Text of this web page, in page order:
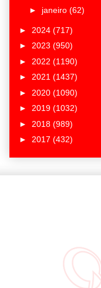
► janeiro (62)
► 2024 (717)
► 2023 (950)
► 2022 (1190)
► 2021 (1437)
► 2020 (1090)
► 2019 (1032)
► 2018 (989)
► 2017 (432)